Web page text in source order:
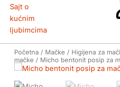
Početna / Mačke / Higijena za
mačke / Micho bentonit posip za